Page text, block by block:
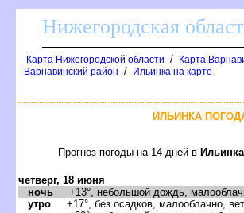
Нижегородская
Карта Нижегородской области /
Карта
арнавинский район / Ильинка на карте
ИЛЬИНКА
Прогноз погоды на 14 дней Ильинка
четверг, 18 июня
ночь +13°, небольшой дождь,
утро +17°, без осадков, малооблачно,